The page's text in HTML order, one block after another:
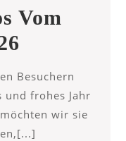
Vom
Infos
Vom
07.01.2026
und frohes Jahr
wir sie